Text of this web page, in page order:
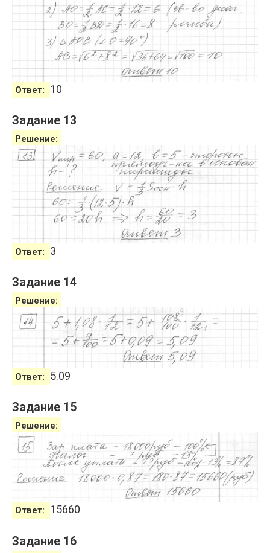
Ответ: 10
Задание 13
Решение:
Ответ: 3
Задание 14
Решение:
Ответ: 5.09
Задание 15
Решение:
Ответ: 15660
Задание 16